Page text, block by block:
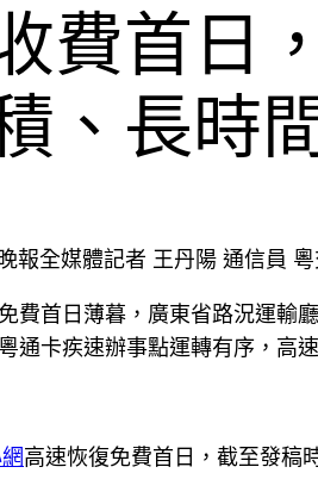
費首日
、長時
報全媒體記者 王丹陽 通信員
費首日薄暮，廣東省路況運輸
通卡疾速辦事點運轉有序，高
高速恢復免費首日，截至發稿